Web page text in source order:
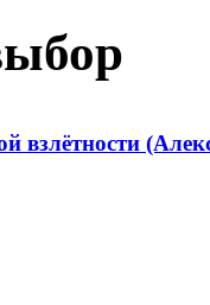
взлётности